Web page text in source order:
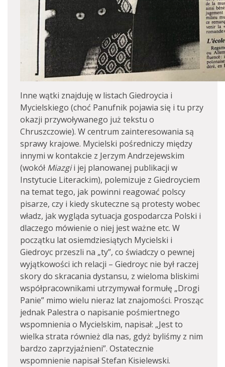
Inne wątki znajduję w listach Giedroycia i
Mycielskiego (choć Panufnik pojawia się i tu przy
okazji przywoływanego już tekstu o
Chruszczowie). W centrum zainteresowania są
sprawy krajowe. Mycielski pośredniczy między
innymi w kontakcie z Jerzym Andrzejewskim
(wokół Miazgii jej planowanej publikacji w
Instytucie Literackim), polemizuje z Giedroyciem
na temat tego, jak powinni reagować polscy
pisarze, czy i kiedy skuteczne są protesty wobec
władz, jak wygląda sytuacja gospodarcza Polski i
dlaczego mówienie o niej jest ważne etc. W
początku lat osiemdziesiątych Mycielski i
Giedroyc przeszli na „ty”, co świadczy o pewnej
wyjątkowości ich relacji – Giedroyc nie był raczej
skory do skracania dystansu, z wieloma bliskimi
współpracownikami utrzymywał formułę „Drogi
Panie” mimo wielu nieraz lat znajomości. Prosząc
jednak Palestra o napisanie pośmiertnego
wspomnienia o Mycielskim, napisał: „Jest to
wielka strata również dla nas, gdyż byliśmy z nim
bardzo zaprzyjaźnieni”. Ostatecznie
wspomnienie napisał Stefan Kisielewski.